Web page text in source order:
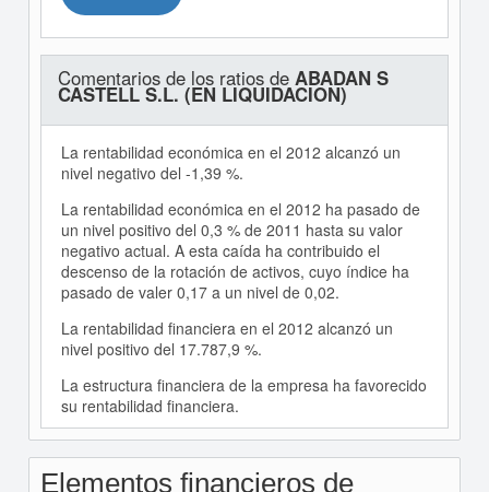
Comentarios de los ratios de ABADAN S
CASTELL S.L. (EN LIQUIDACION)
La rentabilidad económica en el 2012 alcanzó un
nivel negativo del -1,39 %.
La rentabilidad económica en el 2012 ha pasado de
un nivel positivo del 0,3 % de 2011 hasta su valor
negativo actual. A esta caída ha contribuido el
descenso de la rotación de activos, cuyo índice ha
pasado de valer 0,17 a un nivel de 0,02.
La rentabilidad financiera en el 2012 alcanzó un
nivel positivo del 17.787,9 %.
La estructura financiera de la empresa ha favorecido
su rentabilidad financiera.
Elementos financieros de